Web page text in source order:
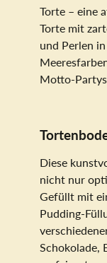
Torte – eine
Torte mit
und Perlen
Motto-Partys
Diese
nicht nur
Gefüllt mit
Pudding-
Schokolade,